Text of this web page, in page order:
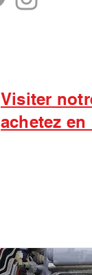
Visiter
achetez